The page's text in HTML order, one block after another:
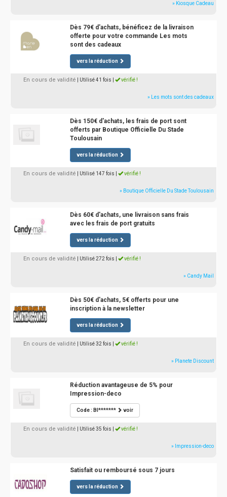
» Kiosque Cadeau
Dès 79€ d'achats, bénéficez de la livraison
offerte pour votre commande Les mots
sont des cadeaux
vers la réduction
En cours de validité | Utilisé 41 fois vérifié !
» Les mots sont des cadeaux
Dès 150€ d'achats, les frais de port sont
offerts par Boutique Officielle Du Stade
Toulousain
vers la réduction
En cours de validité | Utilisé 147 fois vérifié !
» Boutique Officielle Du Stade Toulousain
Dès 60€ d'achats, une livraison sans frais
avec les frais de port gratuits
vers la réduction
En cours de validité | Utilisé 272 fois vérifié !
» Candy Mail
Dès 50€ d'achats, 5€ offerts pour une
inscription à la newsletter
vers la réduction
En cours de validité | Utilisé 32 fois vérifié !
» Planete Discount
Réduction avantageuse de 5% pour
Impression-deco
Code : BI******* voir
En cours de validité | Utilisé 35 fois vérifié !
» Impression-deco
Satisfait ou remboursé sous 7 jours
vers la réduction